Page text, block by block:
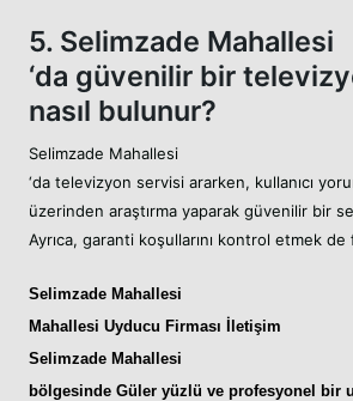
5. Selimzade Mahallesi
‘da güvenilir bir
nasıl bulunur?
Selimzade Mahallesi
‘da televizyon servisi ararken, kullanıcı
üzerinden araştırma yaparak güvenilir bir
Ayrıca, garanti koşullarını kontrol etmek de
Selimzade Mahallesi
Mahallesi Uyducu Firması İletişim
Selimzade Mahallesi
bölgesinde Güler yüzlü ve profesyonel bir